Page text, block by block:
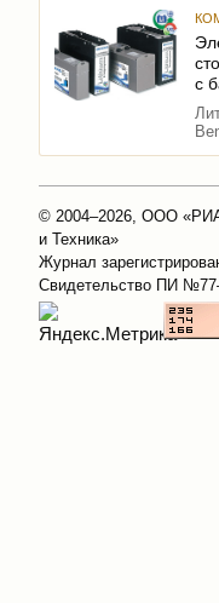
с
© 2004–2026, ООО
и Техника»
Журнал
Свидетельство ПИ